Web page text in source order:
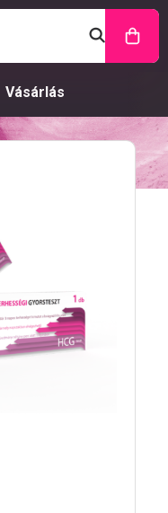
Vásárlás